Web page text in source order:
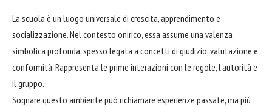
La scuola è un luogo universale di crescita, apprendimento e
socializzazione. Nel contesto onirico, essa assume una valenza
simbolica profonda, spesso legata a concetti di giudizio, valutazione e
conformità. Rappresenta le prime interazioni con le regole, l'autorità e
il gruppo.
Sognare questo ambiente può richiamare esperienze passate, ma più